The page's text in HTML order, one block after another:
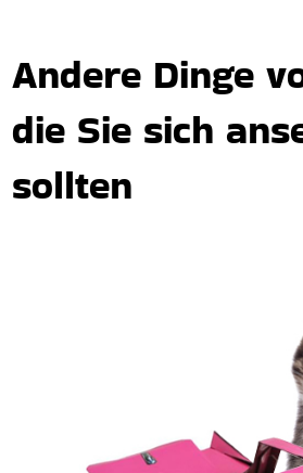
Andere Dinge
die Sie sich
sollten